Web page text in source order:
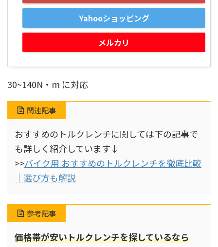
Yahooショッピング
メルカリ
30~140N・m に対応
関連記事
おすすめのトルクレンチに関しては下の記事で
も詳しく紹介しています↓
>>バイク用 おすすめのトルクレンチを徹底比較
｜選び方も解説
参考記事
価格帯が安いトルクレンチを探しているなら